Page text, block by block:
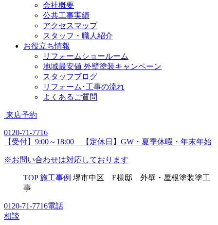
会社概要
公共工事実績
アクセスマップ
スタッフ・職人紹介
お役立ち情報
リフォームショールーム
地域最安値 外壁塗装キャンペーン
スタッフブログ
リフォーム･工事の流れ
よくあるご質問
来店予約
0120-71-7716
【受付】9:00～18:00 【定休日】GW・夏季休暇・年末年始
※お問い合わせは対応しております
TOP 施工事例 堺市中区 E様邸 外壁・屋根塗装塗工
事
0120-71-7716電話
相談